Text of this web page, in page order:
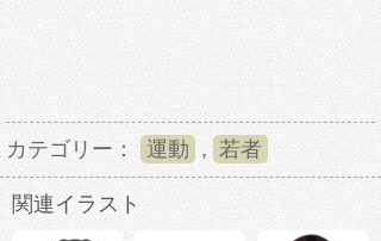
カテゴリー： 運動 , 若者
関連イラスト